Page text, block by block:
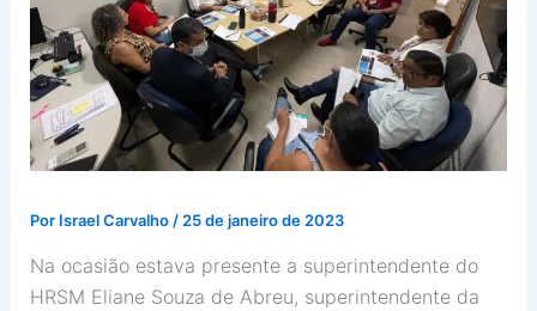
Por Israel Carvalho/25 de janeiro de 2023
Na ocasião estava presente a superintendente do
HRSM Eliane Souza de Abreu, superintendente da